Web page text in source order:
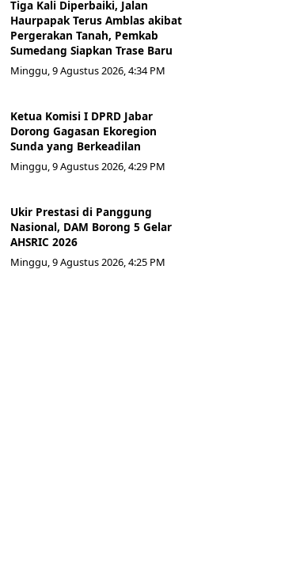
Tiga Kali Diperbaiki, Jalan
Haurpapak Terus Amblas akibat
Pergerakan Tanah, Pemkab
Sumedang Siapkan Trase Baru
Minggu, 9 Agustus 2026, 4:34 PM
Ketua Komisi I DPRD Jabar
Dorong Gagasan Ekoregion
Sunda yang Berkeadilan
Minggu, 9 Agustus 2026, 4:29 PM
Ukir Prestasi di Panggung
Nasional, DAM Borong 5 Gelar
AHSRIC 2026
Minggu, 9 Agustus 2026, 4:25 PM